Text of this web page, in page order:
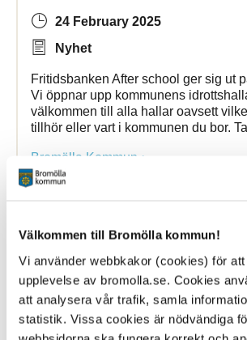
Välkommen till Bromölla kommun!
Vi använder webbkakor (cookies) för
upplevelse av bromolla.se. Cookies
att analysera vår trafik, samla
statistik. Vissa cookies är nödvändiga
24 February 2025
Nyhet
Fritidsbanken After school ger sig ut
Vi öppnar upp kommunens
välkommen till alla hallar oavsett
tillhör eller vart i kommunen du bor.
Bromölla Kommun
[Arkiverad] Inriktning inom
11 September 2025
Nyhet